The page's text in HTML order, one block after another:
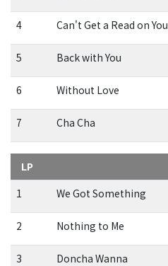
4 Can't Get a Read on You
5 Back with You
6 Without Love
7 Cha Cha
LP
1
We Got Something
2 Nothing to Me
3 Doncha Wanna